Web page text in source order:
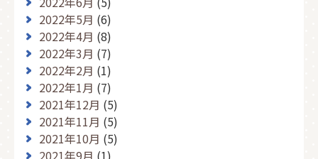
2022年5月 (6)
2022年4月 (8)
2022年3月 (7)
2022年2月 (1)
2022年1月 (7)
2021年12月 (5)
2021年11月 (5)
2021年10月 (5)
2021年9月 (1)